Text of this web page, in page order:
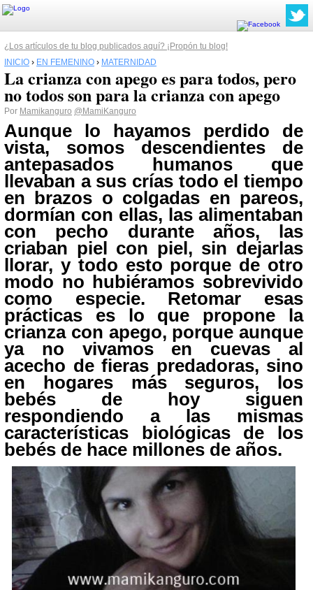
¿Los artículos de tu blog publicados aquí? ¡Propón tu blog!
INICIO › EN FEMENINO › MATERNIDAD
La crianza con apego es para todos, pero
no todos son para la crianza con apego
Por Mamikanguro @MamiKanguro
Aunque lo hayamos perdido de
vista, somos descendientes de
antepasados humanos que
llevaban a sus crías todo el tiempo
en brazos o colgadas en pareos,
dormían con ellas, las alimentaban
con pecho durante años, las
criaban piel con piel, sin dejarlas
llorar, y todo esto porque de otro
modo no hubiéramos sobrevivido
como especie. Retomar esas
prácticas es lo que propone la
crianza con apego, porque aunque
ya no vivamos en cuevas al
acecho de fieras predadoras, sino
en hogares más seguros, los
bebés de hoy siguen
respondiendo a las mismas
características biológicas de los
bebés de hace millones de años.